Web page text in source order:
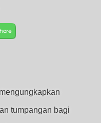
tumpangan bagi